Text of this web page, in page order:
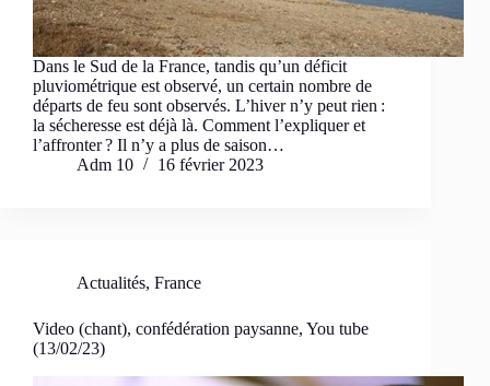
Dans le Sud de la France, tandis qu’un déficit
pluviométrique est observé, un certain nombre de
départs de feu sont observés. L’hiver n’y peut rien :
la sécheresse est déjà là. Comment l’expliquer et
l’affronter ? Il n’y a plus de saison…
Adm 10
16 février 2023
Actualités, France
Video (chant), confédération paysanne, You tube
(13/02/23)